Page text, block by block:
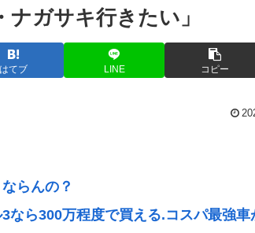
ナガサキ行きたい」
はてブ LINE コピー
らんの？
なら300万程度で買える.コスパ最強車